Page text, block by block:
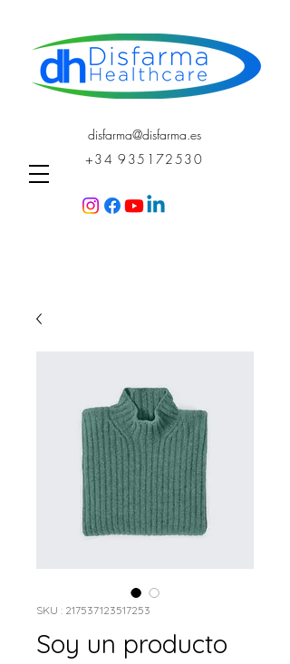
disfarma@disfarma.es
+34 935172530
SKU : 217537123517253
Soy un producto